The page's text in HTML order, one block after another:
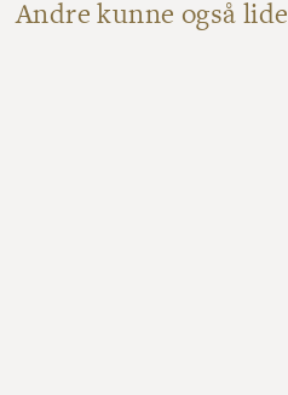
Andre kunne også lide